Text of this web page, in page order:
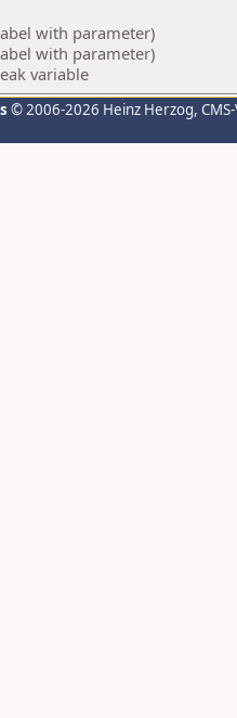
with parameter)
with parameter)
variable
© 2006-2026 Heinz Herzog,